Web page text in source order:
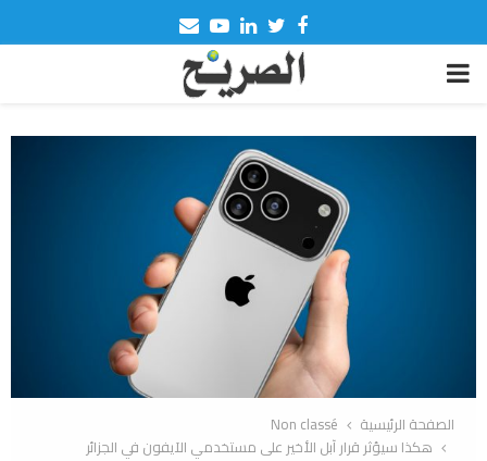
Facebook
Twitter
Linkedin
Youtube
Email
PRIMARY
MENU
الصفحة الرئيسية
Non classé
هكذا سيؤثر قرار آبل الأخير على مستخدمي الآيفون في الجزائر